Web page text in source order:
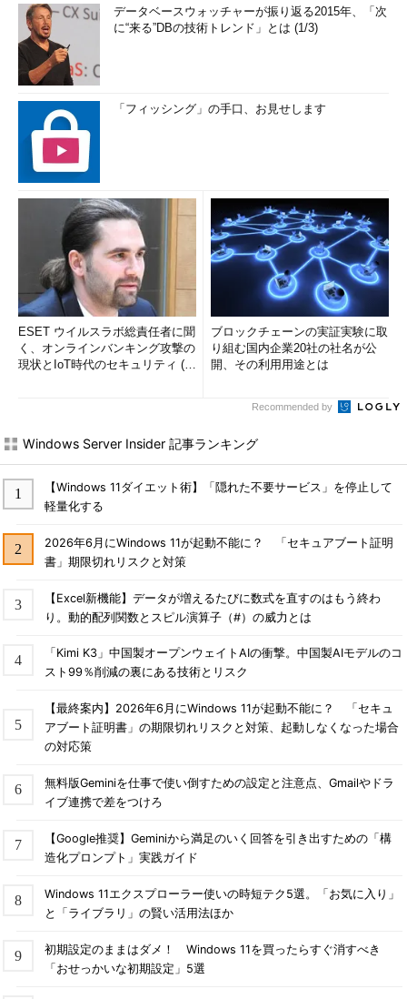
Androidで認証アプリによるDropbox
の2段階認証を有効化する（その11）
QRコードが撮影・解読されると、この
ような画面が表示される。
サービス名やアカウント名（メ
ールアドレス）が表示される。複数のサ
ービスがこの認証アプリに登録されるこ
とが良くあるので、これでどのサービス
／アカウントなのか区別する。
（7）（8）の使用可能期限が表示さ
れる。このメーターの残量が0になる
と、（8）は自動的に新たな値に書き換
えられる。
（8）認証に用いられるワンタイムパ
上記画面が表示されたらワンタイムパスワードの値（＝セキュ
リティコード）を記憶して、再びDropboxのウィザード（QRコ
セキュリティコードを入力する。
Androidで認証アプリによるDropboxの2段階認証を有効化
これは前述のウィザード途中のQRコード表示画面で、
［次］ボタンをタップした後に表示された画面。
（2） これをタップして次へ進む。セキュリティコードの
使用期限が終わる前にタップすること。終わってしまった
データベースウォッチャーが振り返る2015年、「次
に“来る”DBの技術トレンド」とは (1/3)
「フィッシング」の手口、お見せします
ESET ウイルスラボ総責任者に聞
く、オンラインバンキング攻撃の
現状とIoT時代のセキュリティ (1/
ブロックチェーンの実証実験に取
り組む国内企業20社の社名が公
開、その利用用途とは
Recommended by
Windows Server Insider 記事ランキング
【Windows 11ダイエット術】「隠れた不要サービス」を停止して
軽量化する
2026年6月にWindows 11が起動不能に？ 「セキュアブート証明
書」期限切れリスクと対策
【Excel新機能】データが増えるたびに数式を直すのはもう終わ
り。動的配列関数とスピル演算子（#）の威力とは
「Kimi K3」中国製オープンウェイトAIの衝撃。中国製AIモデルのコ
スト99％削減の裏にある技術とリスク
【最終案内】2026年6月にWindows 11が起動不能に？ 「セキュ
アブート証明書」の期限切れリスクと対策、起動しなくなった場合
の対応策
無料版Geminiを仕事で使い倒すための設定と注意点、Gmailやドラ
イブ連携で差をつけろ
【Google推奨】Geminiから満足のいく回答を引き出すための「構
造化プロンプト」実践ガイド
Windows 11エクスプローラー使いの時短テク5選。「お気に入り」
と「ライブラリ」の賢い活用法ほか
初期設定のままはダメ！ Windows 11を買ったらすぐ消すべき
「おせっかいな初期設定」5選